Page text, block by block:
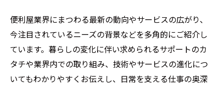
便利屋業界にまつわる最新の動向やサービスの広がり、
今注目されているニーズの背景などを多角的にご紹介し
ています。暮らしの変化に伴い求められるサポートのカ
タチや業界内での取り組み、技術やサービスの進化につ
いてもわかりやすくお伝えし、日常を支える仕事の奥深